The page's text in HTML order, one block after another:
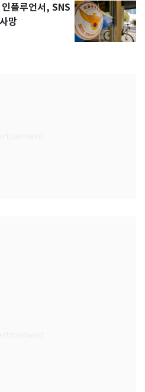
플루언서, SNS
망